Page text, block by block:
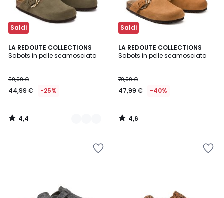
Saldi
LA REDOUTE COLLECTIONS
Sabots in pelle scamosciata
59,99 €
44,99 € -25%
4,4
/ 5
2
Colori
4,4
/
Saldi
LA REDOUTE COLLECTIONS
Sabots in pelle scamosciata
79,99 €
47,99 € -40%
4,6
/ 5
4,6
/